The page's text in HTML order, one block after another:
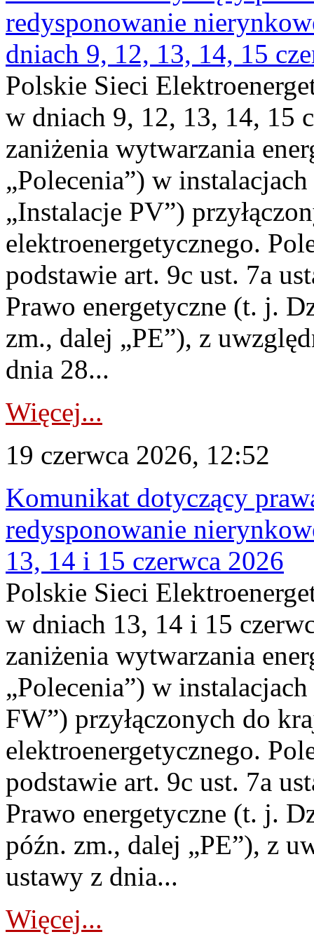
redysponowanie
dniach 9, 12, 13, 14, 15
Polskie Sieci
w dniach 9, 12, 13, 14, 15
zaniżenia wytwarzania
„Polecenia”) w
„Instalacje PV”)
elektroenergetycznego.
podstawie art. 9c ust. 7a
Prawo energetyczne (t. j.
zm., dalej „PE”), z
dnia 28...
Więcej...
19 czerwca 2026, 12:52
Komunikat dotyczący
redysponowanie
13, 14 i 15 czerwca 2026
Polskie Sieci
w dniach 13, 14 i 15
zaniżenia wytwarzania
„Polecenia”) w
FW”) przyłączonych do
elektroenergetycznego.
podstawie art. 9c ust. 7a
Prawo energetyczne (t. j.
późn. zm., dalej „PE”), z
ustawy z dnia...
Więcej...